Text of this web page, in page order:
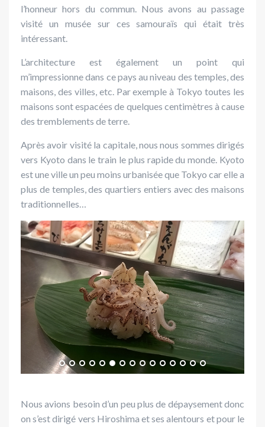
l’honneur hors du commun. Nous avons au passage
visité un musée sur ces samouraïs qui était très
intéressant.
L’architecture est également un point qui
m’impressionne dans ce pays au niveau des temples, des
maisons, des villes, etc. Par exemple à Tokyo toutes les
maisons sont espacées de quelques centimètres à cause
des tremblements de terre.
Après avoir visité la capitale, nous nous sommes dirigés
vers Kyoto dans le train le plus rapide du monde. Kyoto
est une ville un peu moins urbanisée que Tokyo car elle a
plus de temples, des quartiers entiers avec des maisons
traditionnelles…
Nous avions besoin d’un peu plus de dépaysement donc
on s’est dirigé vers Hiroshima et ses alentours et pour le